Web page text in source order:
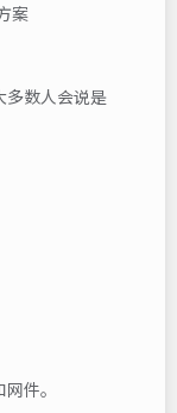
案
多数人会说是
件。